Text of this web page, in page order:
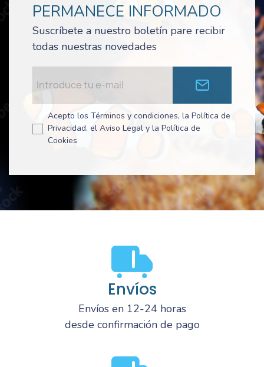
PERMANECE INFORMADO
Suscríbete a nuestro boletín pare recibir
todas nuestras novedades
Acepto los Términos y condiciones, la Política de
Privacidad, el Aviso Legal y la Política de
Cookies
Envíos
Envíos en 12-24 horas
desde confirmación de pago